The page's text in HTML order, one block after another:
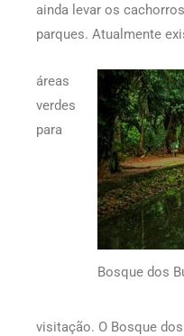
ainda levar os
parques. Atualmente
Bosque dos
áreas
verdes
para
visitação. O Bosque